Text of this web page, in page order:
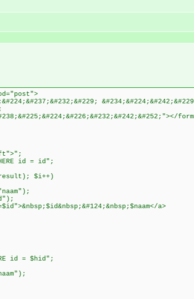
id = id";
$i++)
a>
id = $hid";